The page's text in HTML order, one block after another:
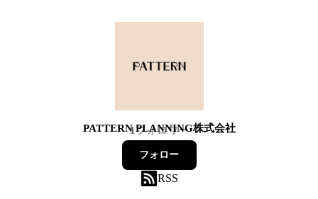
PATTERN PLANNING株式会社
1フォロワー
フォロー
RSS